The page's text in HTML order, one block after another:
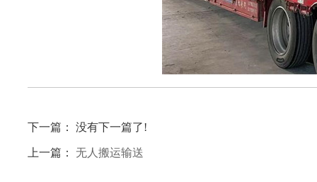
下一篇： 没有下一篇了!
上一篇： 无人搬运输送